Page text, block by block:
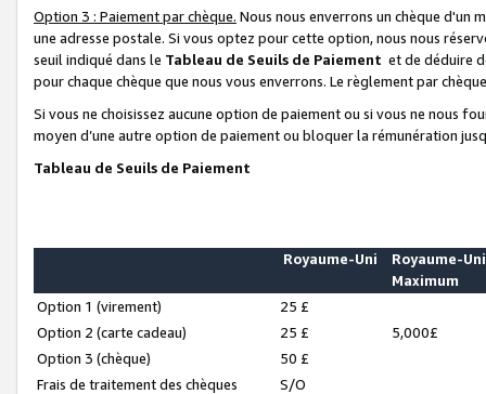
Option 3 : Paiement par chèque. Nous nous enverrons un chèque d'un
une adresse postale. Si vous optez pour cette option, nous nous
seuil indiqué dans le Tableau de Seuils de Paiement et de déduire
pour chaque chèque que nous vous enverrons. Le règlement par
Si vous ne choisissez aucune option de paiement ou si vous ne nous
moyen d’une autre option de paiement ou bloquer la rémunération
Tableau de Seuils de Paiement
Royaume-Uni
Royaume-Uni
Maximum
Option 1 (virement)
25 £
Option 2 (carte cadeau)
25 £
5,000£
Option 3 (chèque)
50 £
Frais de traitement des chèques
S/O